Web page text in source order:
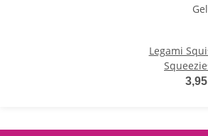
Legami